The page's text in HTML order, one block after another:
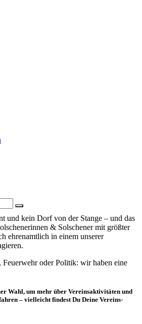
und kein Dorf von der Stange – und das
& Solschener mit größter
ehrenamtlich in einem unserer
oder Politik: wir haben eine
Wahl, um mehr über Vereinsaktivitäten und
– vielleicht findest Du Deine Vereins-